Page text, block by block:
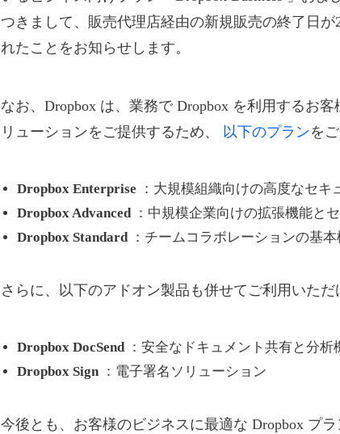
つきまして、販売代理店経由の新規販売の終了日が
れたことをお知らせします。
なお、Dropbox は、業務で Dropbox を利用するお
リューションをご提供するため、 以下のプランを
Dropbox Enterprise ：大規模組織向けの高度なセキ
Dropbox Advanced：中規模企業向けの拡張機能と
Dropbox Standard：チームコラボレーションの基本
さらに、以下のアドオン製品も併せてご利用いただ
Dropbox DocSend：安全なドキュメント共有と分析
Dropbox Sign ：電子署名ソリューション
今後とも、お客様のビジネスに最適な Dropbox プ